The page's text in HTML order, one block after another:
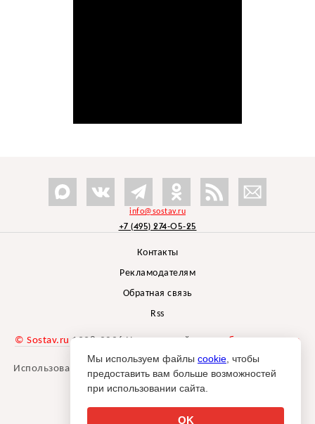
info@sostav.ru
+7 (495) 274-05-25
Контакты
Рекламодателям
Обратная связь
Rss
© Sostav.ru 1998-2026 Независимый проектбрендингового
агентства Depot
Использование материалов Sostav.ru допустимо только при
указании источника.
Мы используем файлы cookie , чтобы
предоставить вам больше возможностей
при использовании сайта.
OK